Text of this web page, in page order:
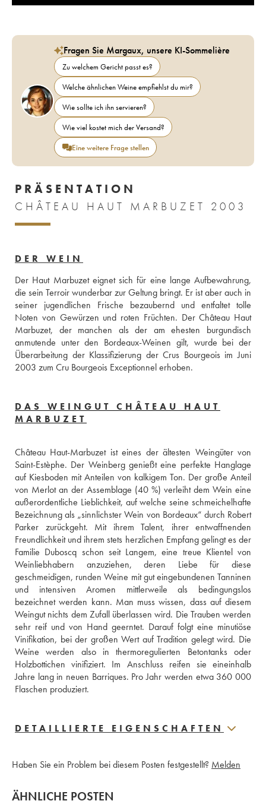
Fragen Sie Margaux, unsere KI-Sommelière
Zu welchem Gericht passt es?
Welche ähnlichen Weine empfiehlst du mir?
Wie sollte ich ihn servieren?
Wie viel kostet mich der Versand?
Eine weitere Frage stellen
PRÄSENTATION
CHÂTEAU HAUT MARBUZET 2003
DER WEIN
Der Haut Marbuzet eignet sich für eine lange Aufbewahrung,
die sein Terroir wunderbar zur Geltung bringt. Er ist aber auch in
seiner jugendlichen Frische bezaubernd und entfaltet tolle
Noten von Gewürzen und roten Früchten. Der Château Haut
Marbuzet, der manchen als der am ehesten burgundisch
anmutende unter den Bordeaux-Weinen gilt, wurde bei der
Überarbeitung der Klassifizierung der Crus Bourgeois im Juni
2003 zum Cru Bourgeois Exceptionnel erhoben.
DAS WEINGUT CHÂTEAU HAUT
MARBUZET
Château Haut-Marbuzet ist eines der ältesten Weingüter von
Saint-Estèphe. Der Weinberg genießt eine perfekte Hanglage
auf Kiesboden mit Anteilen von kalkigem Ton. Der große Anteil
von Merlot an der Assemblage (40 %) verleiht dem Wein eine
außerordentliche Lieblichkeit, auf welche seine schmeichelhafte
Bezeichnung als „sinnlichster Wein von Bordeaux“ durch Robert
Parker zurückgeht. Mit ihrem Talent, ihrer entwaffnenden
Freundlichkeit und ihrem stets herzlichen Empfang gelingt es der
Familie Duboscq schon seit Langem, eine treue Klientel von
Weinliebhabern anzuziehen, deren Liebe für diese
geschmeidigen, runden Weine mit gut eingebundenen Tanninen
und intensiven Aromen mittlerweile als bedingungslos
bezeichnet werden kann. Man muss wissen, dass auf diesem
Weingut nichts dem Zufall überlassen wird. Die Trauben werden
sehr reif und von Hand geerntet. Darauf folgt eine minutiöse
Vinifikation, bei der großen Wert auf Tradition gelegt wird. Die
Weine werden also in thermoregulierten Betontanks oder
Holzbottichen vinifiziert. Im Anschluss reifen sie eineinhalb
Jahre lang in neuen Barriques. Pro Jahr werden etwa 360 000
Flaschen produziert.
DETAILLIERTE EIGENSCHAFTEN
Haben Sie ein Problem bei diesem Posten festgestellt? Melden
ÄHNLICHE POSTEN